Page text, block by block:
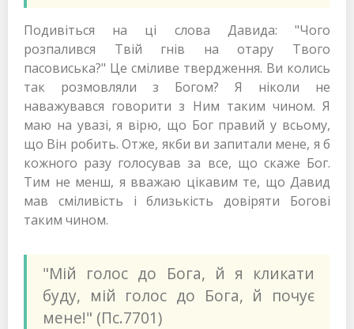
Подивіться на ці слова Давида: "Чого
розпалився Твій гнів на отару Твого
пасовиська?" Це сміливе твердження. Ви колись
так розмовляли з Богом? Я ніколи не
наважувався говорити з Ним таким чином. Я
маю на увазі, я вірю, що Бог правий у всьому,
що Він робить. Отже, якби ви запитали мене, я б
кожного разу голосував за все, що скаже Бог.
Тим не менш, я вважаю цікавим те, що Давид
мав сміливість і близькість довіряти Богові
таким чином.
"Мій голос до Бога, й я кликати
буду, мій голос до Бога, й почує
мене!" (Пс.7701)